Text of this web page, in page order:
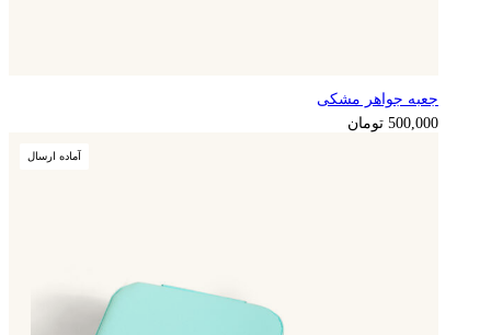
125,000 تومان
جعبه جواهر مشکی
500,000 تومان
آماده ارسال